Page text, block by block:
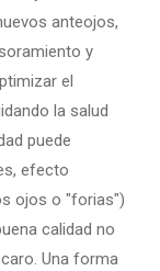
anteojos,
y
el
la salud
puede
efecto
ojos o "forias")
calidad no
Una forma